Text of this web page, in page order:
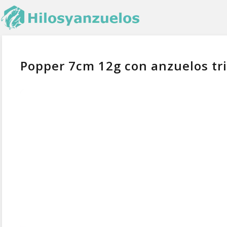
Popper 7cm 12g con anzuelos